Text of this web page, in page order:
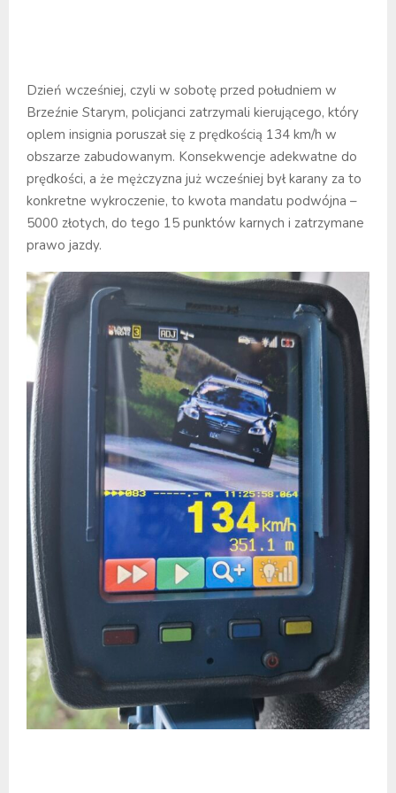
Dzień wcześniej, czyli w sobotę przed południem w
Brzeźnie Starym, policjanci zatrzymali kierującego, który
oplem insignia poruszał się z prędkością 134 km/h w
obszarze zabudowanym. Konsekwencje adekwatne do
prędkości, a że mężczyzna już wcześniej był karany za to
konkretne wykroczenie, to kwota mandatu podwójna –
5000 złotych, do tego 15 punktów karnych i zatrzymane
prawo jazdy.